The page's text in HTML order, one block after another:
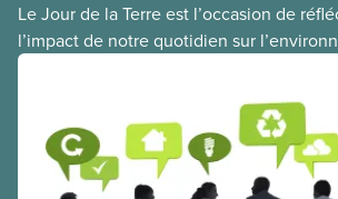
Le Jour de la Terre est l’occasion de
l’impact de notre quotidien sur
Mais c’est aussi le moment de transformer